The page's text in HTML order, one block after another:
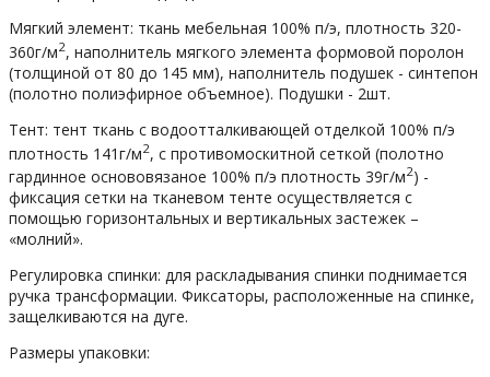
Мягкий элемент: ткань мебельная 100% п/э, плотность 320-
360г/м2, наполнитель мягкого элемента формовой поролон
(толщиной от 80 до 145 мм), наполнитель подушек - синтепон
(полотно полиэфирное объемное). Подушки - 2шт.
Тент: тент ткань с водоотталкивающей отделкой 100% п/э
плотность 141г/м2, с противомоскитной сеткой (полотно
гардинное основовязаное 100% п/э плотность 39г/м2) -
фиксация сетки на тканевом тенте осуществляется с
помощью горизонтальных и вертикальных застежек –
«молний».
Регулировка спинки: для раскладывания спинки поднимается
ручка трансформации. Фиксаторы, расположенные на спинке,
защелкиваются на дуге.
Размеры упаковки: